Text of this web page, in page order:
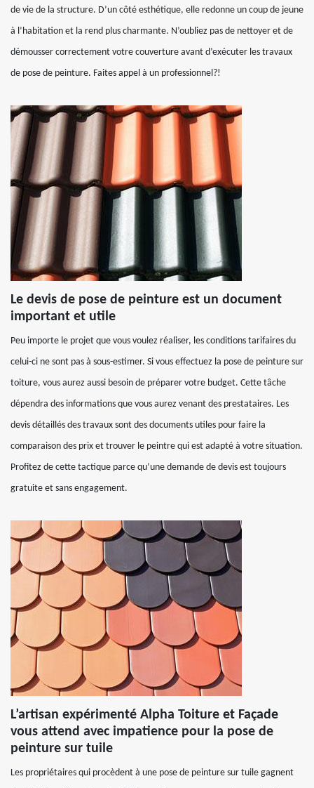
de vie de la structure. D’un côté esthétique, elle redonne un coup de jeune
à l’habitation et la rend plus charmante. N’oubliez pas de nettoyer et de
démousser correctement votre couverture avant d’exécuter les travaux
de pose de peinture. Faites appel à un professionnel?!
Le devis de pose de peinture est un document
important et utile
Peu importe le projet que vous voulez réaliser, les conditions tarifaires du
celui-ci ne sont pas à sous-estimer. Si vous effectuez la pose de peinture sur
toiture, vous aurez aussi besoin de préparer votre budget. Cette tâche
dépendra des informations que vous aurez venant des prestataires. Les
devis détaillés des travaux sont des documents utiles pour faire la
comparaison des prix et trouver le peintre qui est adapté à votre situation.
Profitez de cette tactique parce qu’une demande de devis est toujours
gratuite et sans engagement.
L’artisan expérimenté Alpha Toiture et Façade
vous attend avec impatience pour la pose de
peinture sur tuile
Les propriétaires qui procèdent à une pose de peinture sur tuile gagnent